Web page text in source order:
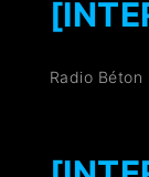
Radio Béton